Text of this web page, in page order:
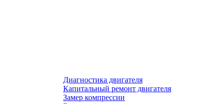
Диагностика двигателя
Капитальный ремонт двигателя
Замер компрессии